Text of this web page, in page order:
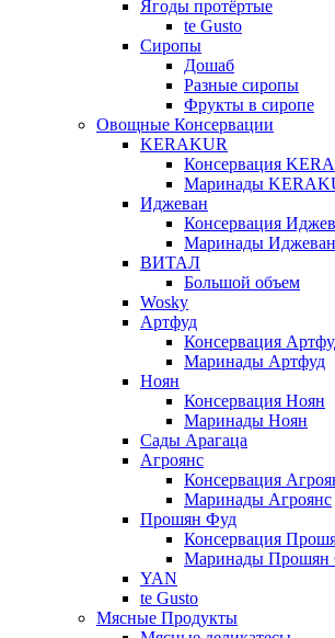
Ягоды протёртые
te Gusto
Сиропы
Дошаб
Разные сиропы
Фрукты в сиропе
Овощные Консервации
KERAKUR
Консервация
Маринады
Иджеван
Консервация
Маринады Иджеван
ВИТАЛ
Большой объем
Wosky
Артфуд
Консервация
Маринады Артфуд
Ноян
Консервация Ноян
Маринады Ноян
Сады Арагаца
Агроянс
Консервация
Маринады Агроянс
Прошян Фуд
Консервация
Маринады Прошян
YAN
te Gusto
Мясные Продукты